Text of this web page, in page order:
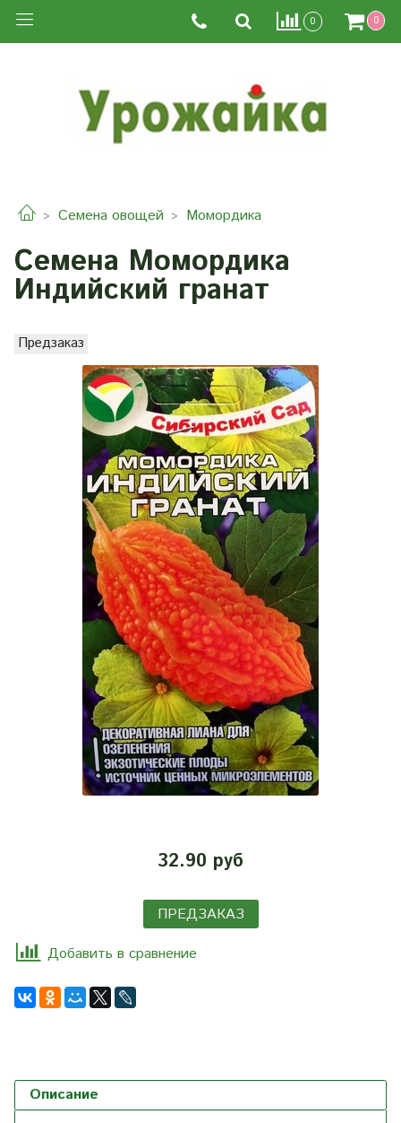
0 0
Семена овощей Момордика
Семена Момордика
Индийский гранат
Предзаказ
32.90 руб
ПРЕДЗАКАЗ
Добавить в сравнение
Описание